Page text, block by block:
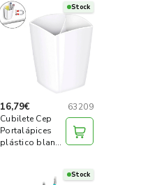
Stock
16,79€
63209
Cubilete Cep
Portalápices
plástico blanco
Stock